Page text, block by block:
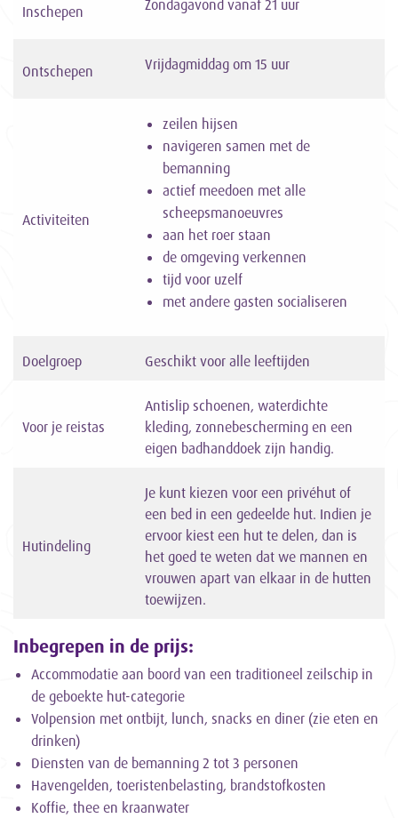
Inschepen Zondagavond vanaf 21 uur
Ontschepen Vrijdagmiddag om 15 uur
Activiteiten
zeilen hijsen
navigeren samen met de
bemanning
actief meedoen met alle
scheepsmanoeuvres
aan het roer staan
de omgeving verkennen
tijd voor uzelf
met andere gasten socialiseren
Doelgroep Geschikt voor alle leeftijden
Voor je reistas
Antislip schoenen, waterdichte
kleding, zonnebescherming en een
eigen badhanddoek zijn handig.
Hutindeling
Je kunt kiezen voor een privéhut of
een bed in een gedeelde hut. Indien je
ervoor kiest een hut te delen, dan is
het goed te weten dat we mannen en
vrouwen apart van elkaar in de hutten
toewijzen.
Inbegrepen in de prijs:
Accommodatie aan boord van een traditioneel zeilschip in
de geboekte hut-categorie
Volpension met ontbijt, lunch, snacks en diner (zie eten en
drinken)
Diensten van de bemanning 2 tot 3 personen
Havengelden, toeristenbelasting, brandstofkosten
Koffie, thee en kraanwater